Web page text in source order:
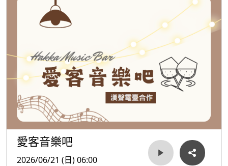
愛客音樂吧
2026/06/21 (日) 06:00